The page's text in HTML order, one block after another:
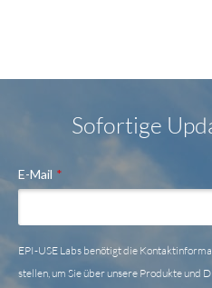
Sofortige
E-Mail *
EPI-USE Labs benötigt die
stellen, um Sie über unsere Produkte und